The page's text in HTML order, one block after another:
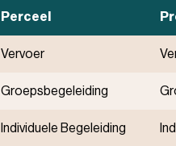
Perceel
Vervoer
Groepsbegeleiding
Individuele Begeleiding